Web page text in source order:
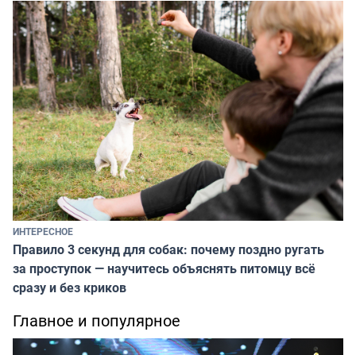
ИНТЕРЕСНОЕ
Правило 3 секунд для собак: почему поздно ругать
за проступок — научитесь объяснять питомцу всё
сразу и без криков
Главное и популярное